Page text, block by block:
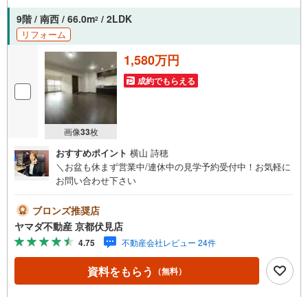
9階 / 南西 / 66.0m2 / 2LDK
リフォーム
画像33枚
1,580万円
成約でもらえる
おすすめポイント 横山 詩穂
＼お盆も休まず営業中/連休中の見学予約受付中！お気軽に
お問い合わせ下さい
ブロンズ推奨店
ヤマダ不動産 京都伏見店
4.75 不動産会社レビュー 24件
資料をもらう （無料）